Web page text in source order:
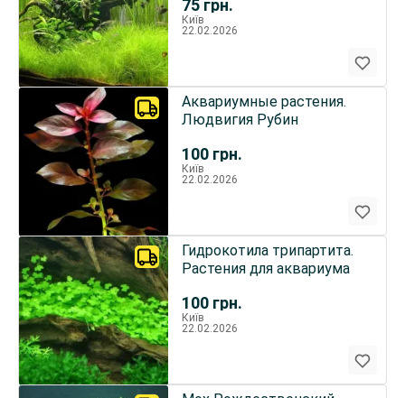
75 грн.
Київ
22.02.2026
100 грн.
Аквариумные растения.
Людвигия Рубин
Київ
22.02.2026
100 грн.
Гидрокотила трипартита.
Растения для аквариума
Київ
22.02.2026